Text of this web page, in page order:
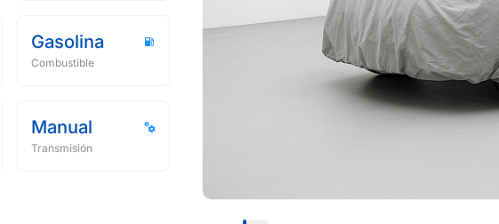
Gasolina
Combustible
Manual
Transmisión